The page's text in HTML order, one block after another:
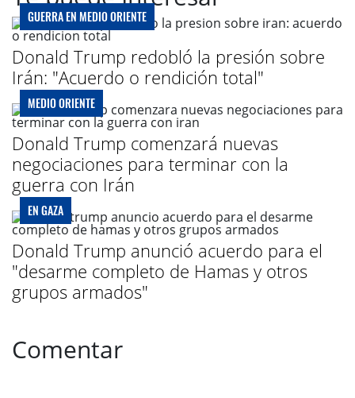
GUERRA EN MEDIO ORIENTE
Donald Trump redobló la presión sobre
Irán: "Acuerdo o rendición total"
MEDIO ORIENTE
Donald Trump comenzará nuevas
negociaciones para terminar con la
guerra con Irán
EN GAZA
Donald Trump anunció acuerdo para el
"desarme completo de Hamas y otros
grupos armados"
Comentar